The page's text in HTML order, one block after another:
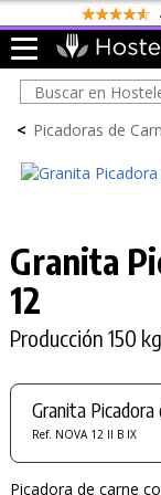
< Picadoras de
Granita
12
Producción 150
Granita Picadora
Ref. NOVA 12 II B IX
Picadora de carne